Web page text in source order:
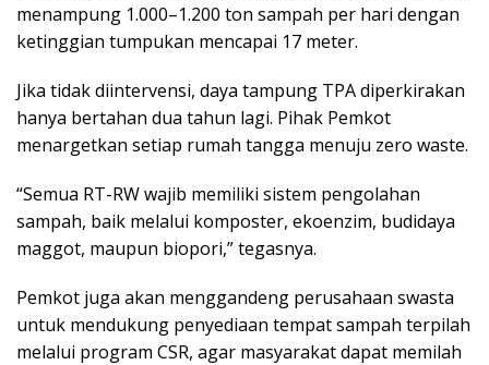
menampung 1.000–1.200 ton sampah per hari dengan
ketinggian tumpukan mencapai 17 meter.
Jika tidak diintervensi, daya tampung TPA diperkirakan
hanya bertahan dua tahun lagi. Pihak Pemkot
menargetkan setiap rumah tangga menuju zero waste.
“Semua RT-RW wajib memiliki sistem pengolahan
sampah, baik melalui komposter, ekoenzim, budidaya
maggot, maupun biopori,” tegasnya.
Pemkot juga akan menggandeng perusahaan swasta
untuk mendukung penyediaan tempat sampah terpilah
melalui program CSR, agar masyarakat dapat memilah